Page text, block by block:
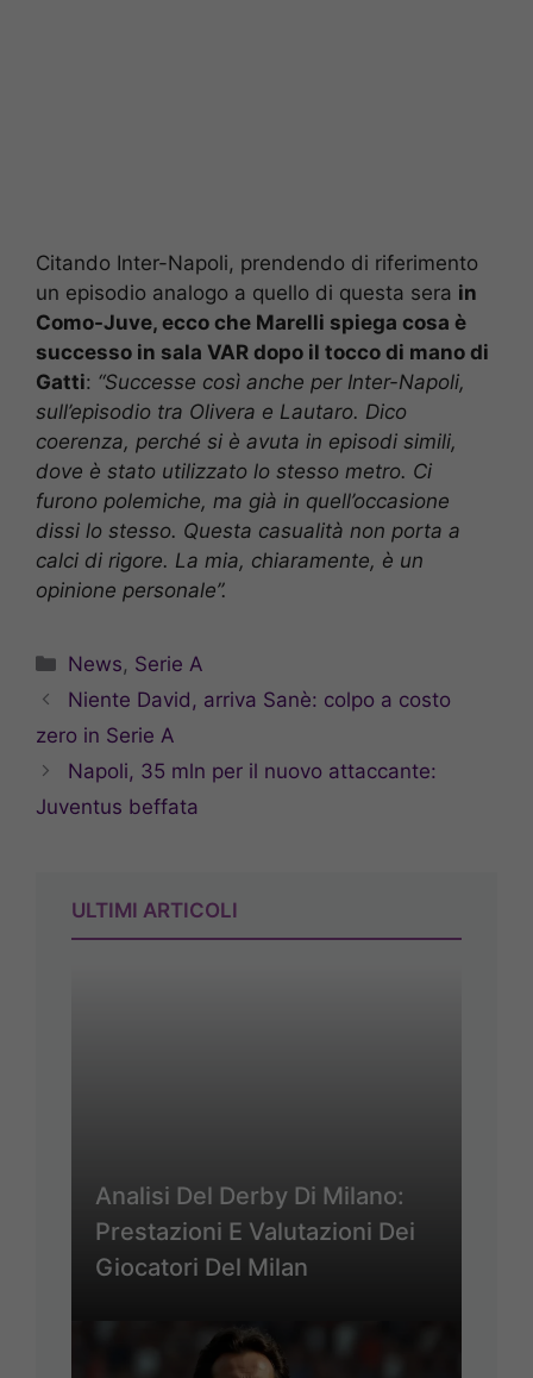
Citando Inter-Napoli, prendendo di riferimento
un episodio analogo a quello di questa sera in
Como-Juve, ecco che Marelli spiega cosa è
successo in sala VAR dopo il tocco di mano di
Gatti: “Successe così anche per Inter-Napoli,
sull’episodio tra Olivera e Lautaro. Dico
coerenza, perché si è avuta in episodi simili,
dove è stato utilizzato lo stesso metro. Ci
furono polemiche, ma già in quell’occasione
dissi lo stesso. Questa casualità non porta a
calci di rigore. La mia, chiaramente, è un
opinione personale”.
Categorie
News, Serie A
Niente David, arriva Sanè: colpo a costo
zero in Serie A
Napoli, 35 mln per il nuovo attaccante:
Juventus beffata
ULTIMI ARTICOLI
Analisi Del Derby Di Milano:
Prestazioni E Valutazioni Dei
Giocatori Del Milan